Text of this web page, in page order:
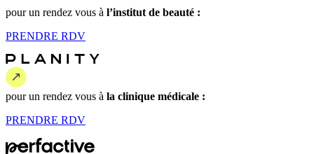
pour un rendez vous à l’institut de beauté :
PRENDRE RDV
pour un rendez vous à la clinique médicale :
PRENDRE RDV